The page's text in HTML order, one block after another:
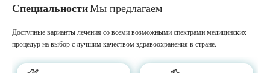
СпециальностиМы предлагаем
Доступные варианты лечения со всеми возможными спектрами медицинских
процедур на выбор с лучшим качеством здравоохранения в стране.